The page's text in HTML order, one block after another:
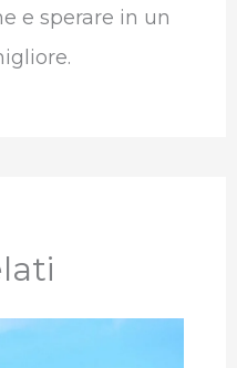
e sperare in un